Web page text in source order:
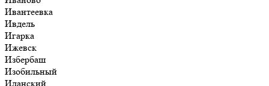
Ивантеевка
Ивдель
Игарка
Ижевск
Избербаш
Изобильный
Иланский